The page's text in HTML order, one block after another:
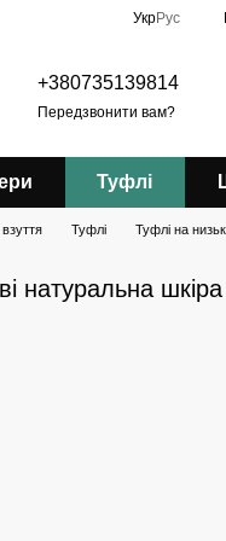
УкрРус
+380735139814
Передзвонити вам?
Туфлі
Туфлі
Туфлі на
натуральна шкіра